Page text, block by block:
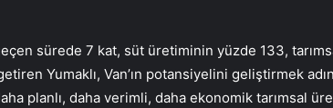
sürede 7 kat, süt üretiminin yüzde 133,
Yumaklı, Van’ın potansiyelini geliştirmek
planlı, daha verimli, daha ekonomik tarımsal